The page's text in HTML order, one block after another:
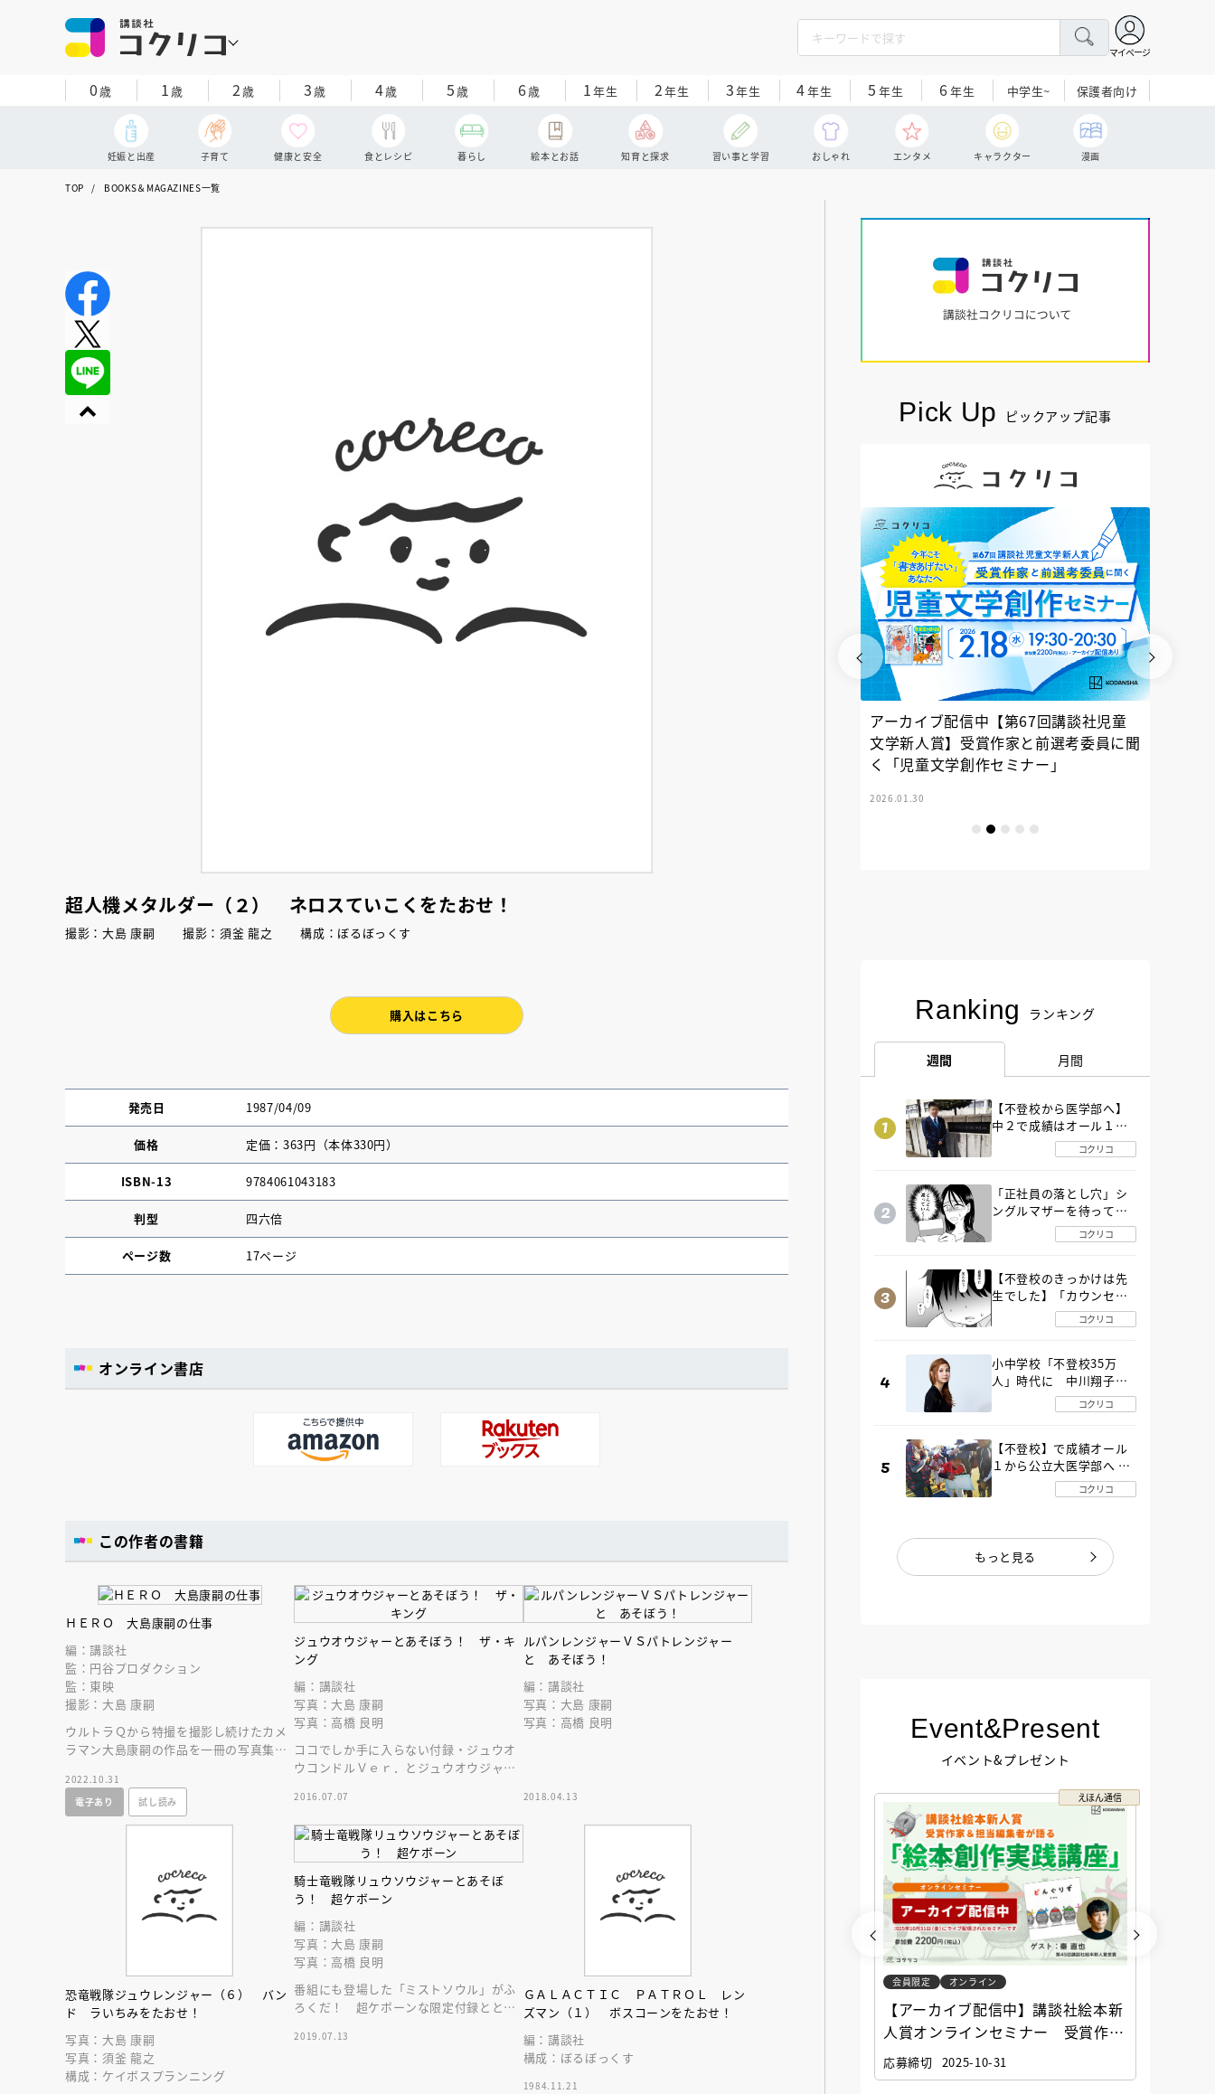
マイページ
0歳 1歳 2歳 3歳 4歳 5歳 6歳 1年生 2年生 3年生 4年生 5 年生 6年生 中学生~ 保護者向け
妊娠と出産 子育て 健康と安全 食とレシピ 暮らし 絵本とお話 知育と探求 習い事と学習 おしゃれ エンタメ キャラクター 漫画
TOP BOOKS＆MAGAZINES一覧
超人機メタルダー（２） ネロスていこくをたおせ！
撮影：大島 康嗣 撮影：須釜 龍之 構成：ぼるぼっくす
購入はこちら
発売日 1987/04/09
価格 定価：363円（本体330円）
ISBN-13 9784061043183
判型 四六倍
ページ数 17ページ
オンライン書店
この作者の書籍
ＨＥＲＯ 大島康嗣の仕事
編：講談社
監：円谷プロダクション
監：東映
撮影：大島 康嗣
ウルトラＱから特撮を撮影し続けたカメ
ラマン大島康嗣の作品を一冊の写真集に
2022.10.31
電子あり
試し読み
ジュウオウジャーとあそぼう！ ザ・キ
ング
編：講談社
写真：大島 康嗣
写真：高橋 良明
ココでしか手に入らない付録・ジュウオ
ウコンドルＶｅｒ．とジュウオウジャー
2016.07.07
ルパンレンジャーＶＳパトレンジャー
と あそぼう！
編：講談社
写真：大島 康嗣
写真：高橋 良明
2018.04.13
恐竜戦隊ジュウレンジャー（６） バン
ド ラいちみをたおせ！
写真：大島 康嗣
写真：須釜 龍之
構成：ケイボスプランニング
騎士竜戦隊リュウソウジャーとあそぼ
う！ 超ケボーン
編：講談社
写真：大島 康嗣
写真：高橋 良明
番組にも登場した「ミストソウル」がふ
ろくだ！ 超ケボーンな限定付録ととも
う！
2019.07.13
ＧＡＬＡＣＴＩＣ ＰＡＴＲＯＬ レン
ズマン（１） ボスコーンをたおせ！
編：講談社
構成：ぼるぼっくす
1984.11.21
Pick Up ピックアップ記事
アーカイブ配信中【第67回講談社児童
文学新人賞】受賞作家と前選考委員に聞
く「児童文学創作セミナー」
2026.01.30
Ranking ランキング
週間 月間
【不登校から医学部へ】
中２で成績はオール１
「昼夜逆転」したわが子
を”夜遊び”に連れ出した
コクリコ
「正社員の落とし穴」シ
ングルマザーを待ってい
た“魔の２年間”【後編】
コクリコ
【不登校のきっかけは先
生でした】「カウンセリ
ングの時間」生徒の情報
をバラしたのは…《第２
コクリコ
小中学校「不登校35万
人」時代に 中川翔子さ
んが審査委員長「不登校
生動画甲子園 2026」が開
コクリコ
【不登校】で成績オール
１から公立大医学部へ 中
２で起立性調節障害「治
るまで３年」の診断 その
コクリコ
もっと見る
Event&Present
イベント&プレゼント
えほん通信
会員限定 オンライン
【アーカイブ配信中】講談社絵本新
人賞オンラインセミナー 受賞作家
と担当編集者が語る「絵本創作実践
会員限定 オンライン
アーカイブ配信中【第67回講談社児
員に聞く「児童文学創作セミナー」
えほん通信
会員限定 オンライン
【アーカイブ配信中】講談社絵本新
人賞オンラインセミナー 受賞作家
と担当編集者が語る「絵本創作実践
講座」
応募締切 2025-10-31